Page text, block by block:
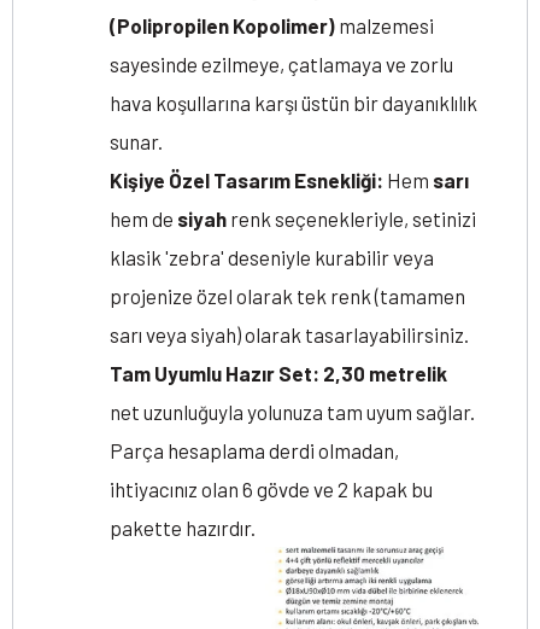
(Polipropilen Kopolimer) malzemesi
sayesinde ezilmeye, çatlamaya ve zorlu
hava koşullarına karşı üstün bir dayanıklılık
sunar.
Kişiye Özel Tasarım Esnekliği: Hem sarı
hem de siyah renk seçenekleriyle, setinizi
klasik 'zebra' deseniyle kurabilir veya
projenize özel olarak tek renk (tamamen
sarı veya siyah) olarak tasarlayabilirsiniz.
Tam Uyumlu Hazır Set: 2,30 metrelik
net uzunluğuyla yolunuza tam uyum sağlar.
Parça hesaplama derdi olmadan,
ihtiyacınız olan 6 gövde ve 2 kapak bu
pakette hazırdır.